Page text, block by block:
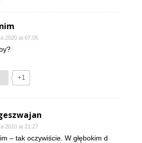
2020 at 07:05
+1
2020 at 21:27
– tak oczywiście. W głębokim d